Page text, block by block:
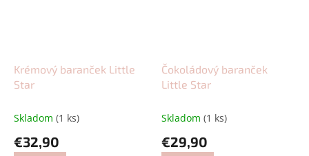
Krémový baranček Little
Star
Skladom (1 ks)
€32,90
Čokoládový baranček
Little Star
Skladom (1 ks)
€29,90